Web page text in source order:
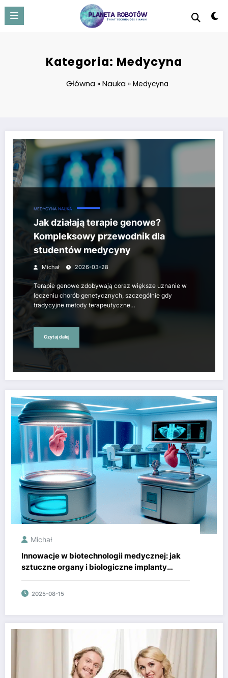
content
Kategoria: Medycyna
Główna »Nauka »Medycyna
Jak działają terapie genowe? Kompleksowy przewodnik dla
MEDYCYNA NAUKA
Jak działają terapie genowe?
Kompleksowy przewodnik dla
studentów medycyny
Michał 2026-03-28
Terapie genowe zdobywają coraz większe uznanie w
leczeniu chorób genetycznych, szczególnie gdy
tradycyjne metody terapeutyczne…
Czytaj dalej
Michał
Innowacje w biotechnologii medycznej: jak
sztuczne organy i biologiczne implanty
2025-08-15